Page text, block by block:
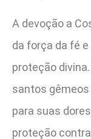
A devoção a
da força da fé
proteção
santos
para suas
proteção